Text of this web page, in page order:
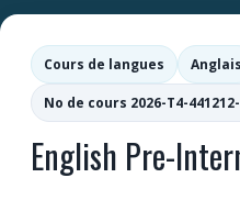
Cours de langues Anglais
No de cours 2026-T4-
English Pre-